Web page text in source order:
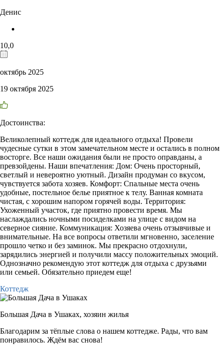
Денис
10,0
октябрь 2025
19 октября 2025
Достоинства:
Великолепный коттедж для идеального отдыха! Провели
чудесные сутки в этом замечательном месте и остались в полном
восторге. Все наши ожидания были не просто оправданы, а
превзойдены. Наши впечатления: Дом: Очень просторный,
светлый и невероятно уютный. Дизайн продуман со вкусом,
чувствуется забота хозяев. Комфорт: Спальные места очень
удобные, постельное белье приятное к телу. Ванная комната
чистая, с хорошим напором горячей воды. Территория:
Ухоженный участок, где приятно провести время. Мы
наслаждались ночными посиделками на улице с видом на
северное сияние. Коммуникация: Хозяева очень отзывчивые и
внимательные. На все вопросы ответили мгновенно, заселение
прошло четко и без заминок. Мы прекрасно отдохнули,
зарядились энергией и получили массу положительных эмоций.
Однозначно рекомендую этот коттедж для отдыха с друзьями
или семьей. Обязательно приедем еще!
Коттедж
Большая Дача в Ушаках, хозяин жилья
Благодарим за тёплые слова о нашем коттедже. Рады, что вам
понравилось. Ждём вас снова!